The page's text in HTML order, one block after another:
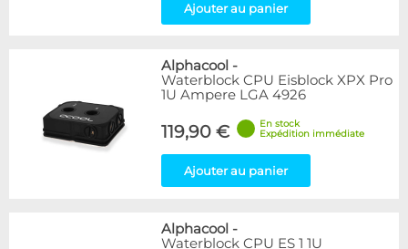
Ajouter au panier
Alphacool -
Waterblock CPU Eisblock XPX Pro
1U Ampere LGA 4926
119,90 €
En stock
Expédition immédiate
Ajouter au panier
Alphacool -
Waterblock CPU ES 1 1U